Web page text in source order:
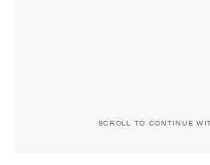
SCROLL TO CONTINUE